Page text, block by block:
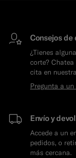
Consejos de
¿Tienes
corte?
cita en
Pregunta a
Envío y
Accede a un
pedidos, o
más cercana.